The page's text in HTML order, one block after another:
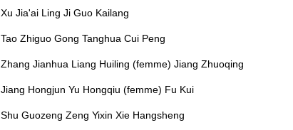
Xu Jia'ai Ling Ji Guo Kailang
Tao Zhiguo Gong Tanghua Cui Peng
Zhang Jianhua Liang Huiling (femme) Jiang Zhuoqing
Jiang Hongjun Yu Hongqiu (femme) Fu Kui
Shu Guozeng Zeng Yixin Xie Hangsheng